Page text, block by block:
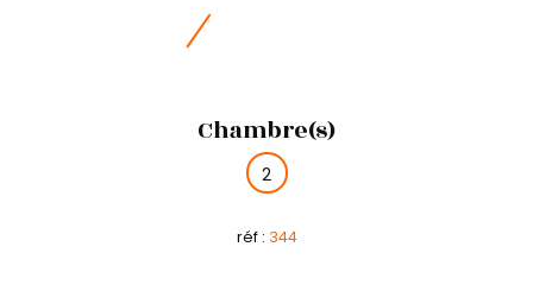
Chambre(s)
2
réf : 344